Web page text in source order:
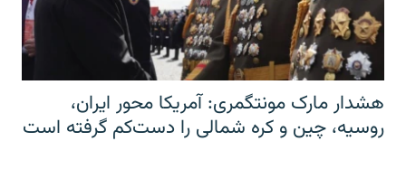
هشدار مارک مونتگمری: آمریکا محور ایران،
روسیه، چین و کره شمالی را دست‌کم گرفته است